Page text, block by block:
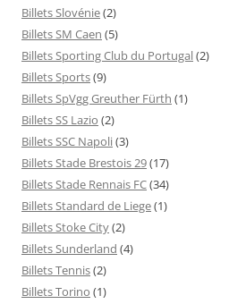
Billets Slovénie(2)
Billets SM Caen (5)
Billets Sporting Club du Portugal(2)
Billets Sports(9)
Billets SpVgg Greuther Fürth (1)
Billets SS Lazio (2)
Billets SSC Napoli(3)
Billets Stade Brestois 29(17)
Billets Stade Rennais FC(34)
Billets Standard de Liege(1)
Billets Stoke City(2)
Billets Sunderland (4)
Billets Tennis(2)
Billets Torino (1)